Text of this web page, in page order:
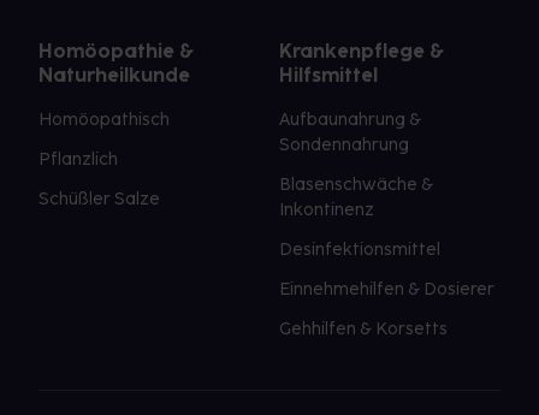
Homöopathie &
Naturheilkunde
Homöopathisch
Pflanzlich
Schüßler Salze
Krankenpflege &
Hilfsmittel
Aufbaunahrung &
Sondennahrung
Blasenschwäche &
Inkontinenz
Desinfektionsmittel
Einnehmehilfen & Dosierer
Gehhilfen & Korsetts